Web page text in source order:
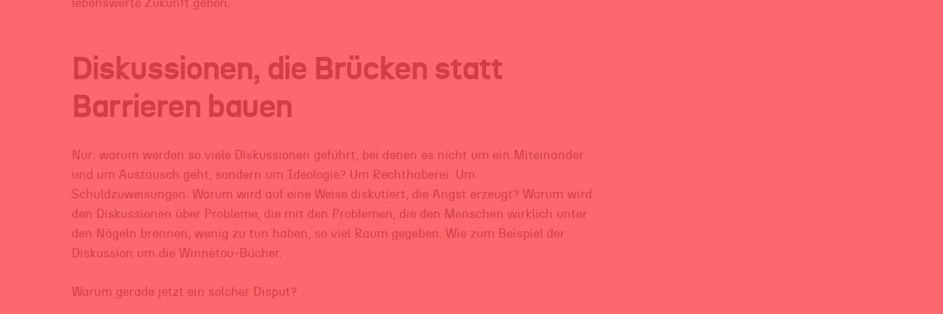
lebenswerte Zukunft geben.
Diskussionen, die Brücken statt
Barrieren bauen
Nur: warum werden so viele Diskussionen geführt, bei denen es nicht um ein Miteinander
und um Austausch geht, sondern um Ideologie? Um Rechthaberei. Um
Schuldzuweisungen. Warum wird auf eine Weise diskutiert, die Angst erzeugt? Warum wird
den Diskussionen über Probleme, die mit den Problemen, die den Menschen wirklich unter
den Nägeln brennen, wenig zu tun haben, so viel Raum gegeben. Wie zum Beispiel der
Diskussion um die Winnetou-Bücher.
Warum gerade jetzt ein solcher Disput?